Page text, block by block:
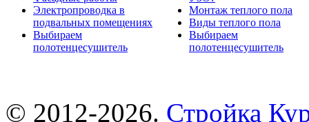
Электропроводка в
подвальных помещениях
Выбираем
полотенцесушитель
Монтаж теплого пола
Виды теплого пола
Выбираем
полотенцесушитель
© 2012-2026. Стройка